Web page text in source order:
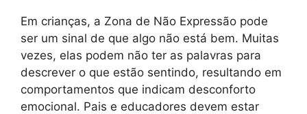
Em crianças, a Zona de Não Expressão pode
ser um sinal de que algo não está bem. Muitas
vezes, elas podem não ter as palavras para
descrever o que estão sentindo, resultando em
comportamentos que indicam desconforto
emocional. Pais e educadores devem estar